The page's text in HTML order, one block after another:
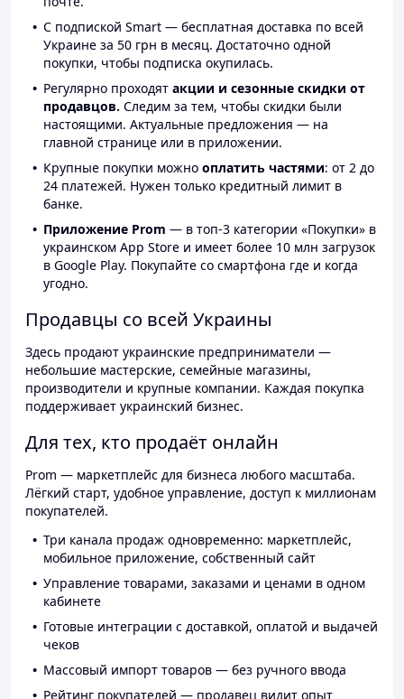
С подпиской Smart — бесплатная доставка по всей
Украине за 50 грн в месяц. Достаточно одной
покупки, чтобы подписка окупилась.
Регулярно проходят акции и сезонные скидки от
продавцов. Следим за тем, чтобы скидки были
настоящими. Актуальные предложения — на
главной странице или в приложении.
Крупные покупки можно оплатить частями: от 2 до
24 платежей. Нужен только кредитный лимит в
банке.
Приложение Prom — в топ-3 категории «Покупки» в
украинском App Store и имеет более 10 млн загрузок
в Google Play. Покупайте со смартфона где и когда
угодно.
Продавцы со всей Украины
Здесь продают украинские предприниматели —
небольшие мастерские, семейные магазины,
производители и крупные компании. Каждая покупка
поддерживает украинский бизнес.
Для тех, кто продаёт онлайн
Prom — маркетплейс для бизнеса любого масштаба.
Лёгкий старт, удобное управление, доступ к миллионам
покупателей.
Три канала продаж одновременно: маркетплейс,
мобильное приложение, собственный сайт
Управление товарами, заказами и ценами в одном
кабинете
Готовые интеграции с доставкой, оплатой и выдачей
чеков
Массовый импорт товаров — без ручного ввода
Рейтинг покупателей — продавец видит опыт